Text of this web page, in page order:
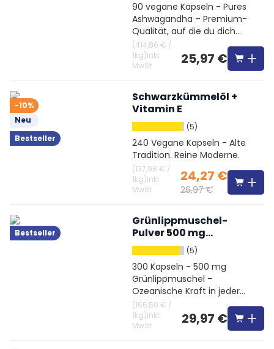
90 vegane Kapseln - Pures
Ashwagandha – Premium-
Qualität, auf die du dich
verlassen kannst
(414,86 € /
1kg)inkl.
MwSt
25,97 €
-10%
Neu
Bestseller
Schwarzkümmelöl +
Vitamin E
(5)
240 Vegane Kapseln - Alte
Tradition. Reine Moderne.
(137,98 € /
1kg)inkl.
MwSt
24,27 €
26,97 €
Bestseller
Grünlippmuschel-
Pulver 500 mg
hochdosiert
(5)
300 Kapseln - 500 mg
Grünlippmuschel –
Ozeanische Kraft in jeder
Kapsel
(166,50 € /
1kg)inkl.
MwSt
29,97 €